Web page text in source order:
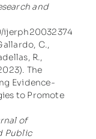
and
ijerph20032374
C.,
R.,
The
Evidence-
to Promote
of
Public